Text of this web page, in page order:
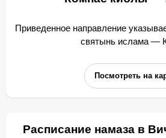
Приведенное направление
святынь ислама —
Посмотреть на
Расписание намаза в